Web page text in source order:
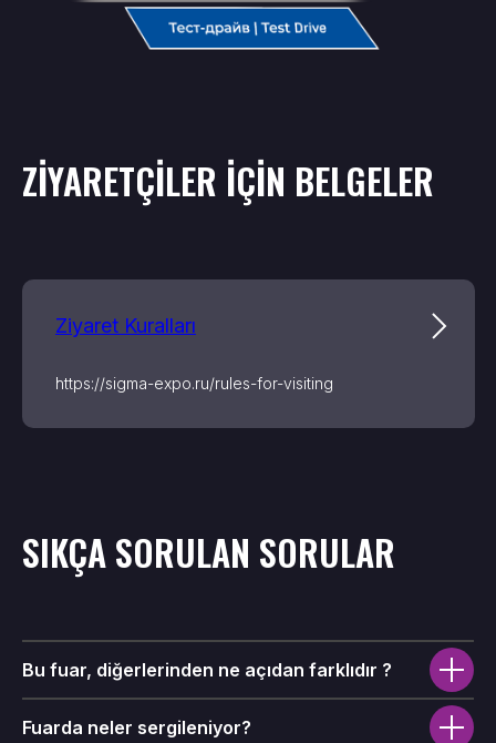
ZİYARETÇİLER İÇİN BELGELER
Ziyaret Kuralları
https://sigma-expo.ru/rules-for-visiting
SIKÇA SORULAN SORULAR
Bu fuar, diğerlerinden ne açıdan farklıdır ?
Fuarda neler sergileniyor?